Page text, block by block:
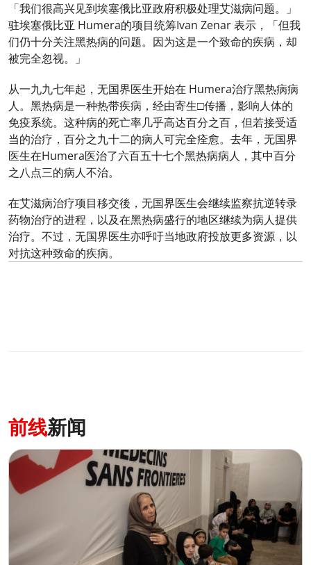
「我们很高兴见到埃塞俄比亚政府积极处理艾滋病问题。」
驻埃塞俄比亚 Humera的项目统筹Ivan Zenar 表示，「但我
们仍十分关注黑热病的问题。因为这是一个致命的疾病，却
被完全忽视。」
从一九九七年起，无国界医生开始在 Humera治疗黑热病病
人。黑热病是一种热带疾病，经由寄生□传播，影响人体的
免疫系统。这种病的死亡率几乎高达百分之百，但若接受适
当的治疗，百分之九十二的病人可完全痊愈。去年，无国界
医生在Humera医治了六百五十七个黑热病病人，其中百分
之八点三的病人不治。
在艾滋病治疗项目移交後，无国界医生会继续监察抗逆转录
药物治疗的进程，以及在黑热病盛行的地区继续为病人提供
治疗。不过，无国界医生亦呼吁当地政府投放更多资源，以
对抗这种致命的疾病。
前线新闻